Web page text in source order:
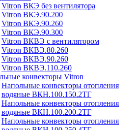
Vitron ВКЭ без вентилятора
Vitron ВКЭ.90.200
Vitron ВКЭ.90.260
Vitron ВКЭ.90.300
Vitron ВКВЭ с вентилятором
Vitron ВКВЭ.80.260
Vitron ВКВЭ.90.260
Vitron ВКВЭ.110.260
конвекторы Vitron
Напольные конвекторы отопления
водяные ВКН.100.150.2ТГ
Напольные конвекторы отопления
водяные ВКН.100.200.2ТГ
Напольные конвекторы отопления